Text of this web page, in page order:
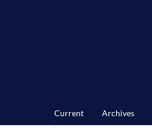
Current Archives